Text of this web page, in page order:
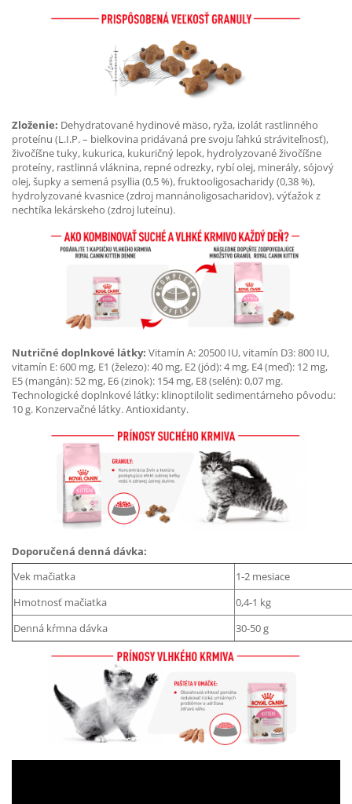
Zloženie: Dehydratované hydinové mäso, ryža, izolát rastlinného
proteínu (L.I.P. – bielkovina pridávaná pre svoju ľahkú stráviteľnosť),
živočíšne tuky, kukurica, kukuričný lepok, hydrolyzované živočíšne
proteíny, rastlinná vláknina, repné odrezky, rybí olej, minerály, sójový
olej, šupky a semená psyllia (0,5 %), fruktooligosacharidy (0,38 %),
hydrolyzované kvasnice (zdroj mannánoligosacharidov), výťažok z
nechtíka lekárskeho (zdroj luteínu).
Nutričné doplnkové látky: Vitamín A: 20500 IU, vitamín D3: 800 IU,
vitamín E: 600 mg, E1 (železo): 40 mg, E2 (jód): 4 mg, E4 (meď): 12 mg,
E5 (mangán): 52 mg, E6 (zinok): 154 mg, E8 (selén): 0,07 mg.
Technologické doplnkové látky: klinoptilolit sedimentárneho pôvodu:
10 g. Konzervačné látky. Antioxidanty.
Doporučená denná dávka:
Vek mačiatka
1-2 mesiace
Hmotnosť mačiatka
0,4-1 kg
Denná kŕmna dávka
30-50 g